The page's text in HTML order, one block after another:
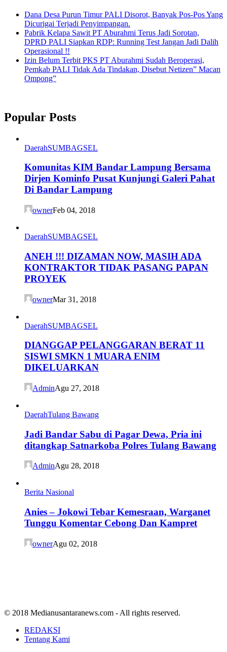
Dana Desa Purun Timur PALI Disorot, Banyak Pos-Pos Yang
Dicurigai Terjadi Penyimpangan.
Pabrik Kelapa Sawit PT Aburahmi Terus Jadi Sorotan,
DPRD PALI Siapkan RDP: Running Test Jangan Jadi Dalih
Operasional !!
Izin Belum Terbit PKS PT Aburahmi Sudah Beroperasi,
Pemkab PALI Tidak Ada Tindakan, Disebut Netizen” Macan
Ompong”
Popular Posts
DaerahSUMBAGSEL
Komunitas KIM Bandar Lampung Bersama
Dirjen Kominfo Pusat Kunjungi Galeri Pahat
Di Bandar Lampung
ownerFeb 04, 2018
DaerahSUMBAGSEL
ANEH !!! DIZAMAN NOW, MASIH ADA
KONTRAKTOR TIDAK PASANG PAPAN
PROYEK
ownerMar 31, 2018
DaerahSUMBAGSEL
DIANGGAP PELANGGARAN BERAT 11
SISWI SMKN 1 MUARA ENIM
DIKELUARKAN
AdminAgu 27, 2018
DaerahTulang Bawang
Jadi Bandar Sabu di Pagar Dewa, Pria ini
ditangkap Satnarkoba Polres Tulang Bawang
AdminAgu 28, 2018
Berita Nasional
Anies – Jokowi Tebar Kemesraan, Warganet
Tunggu Komentar Cebong Dan Kampret
ownerAgu 02, 2018
© 2018 Medianusantaranews.com - All rights reserved.
REDAKSI
Tentang Kami